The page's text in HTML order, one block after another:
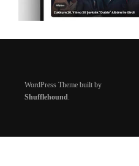
WordPress Theme built by
Shufflehound.